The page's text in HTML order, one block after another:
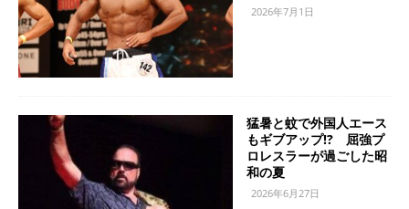
2026年7月1日
猛暑と蚊で外国人エース
もギブアップ!? 屈強プ
ロレスラーが過ごした昭
和の夏
2026年6月27日